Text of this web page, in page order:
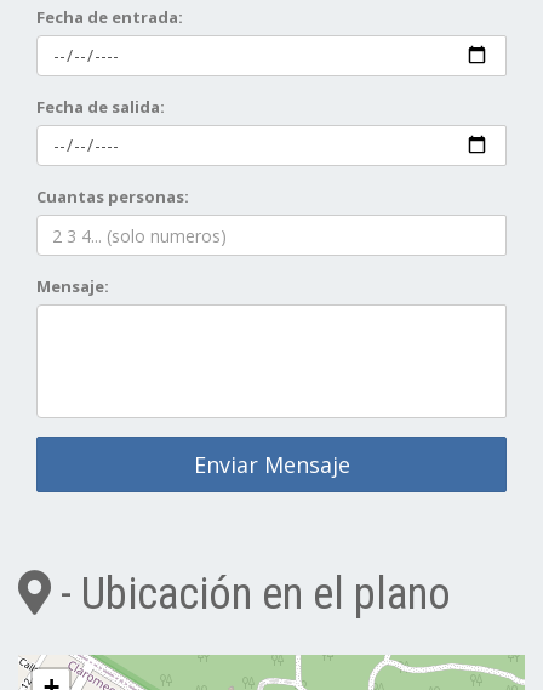
Fecha de entrada:
Fecha de salida:
Cuantas personas:
Mensaje:
Enviar Mensaje
- Ubicación en el plano